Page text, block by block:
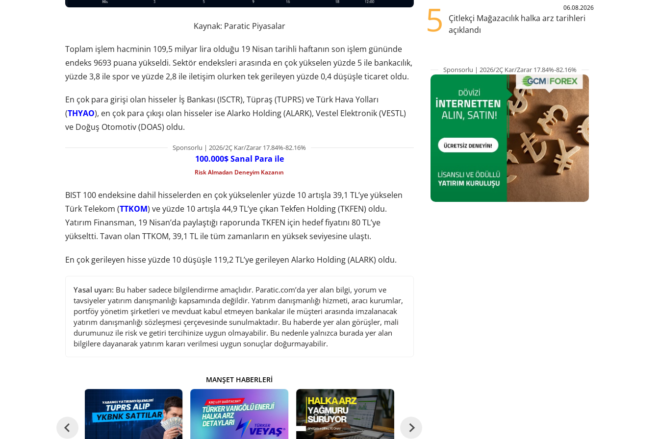
Kaynak: Paratic Piyasalar
Toplam işlem hacminin 109,5 milyar lira olduğu 19 Nisan tarihli haftanın son işlem gününde
endeks 9693 puana yükseldi. Sektör endeksleri arasında en çok yükselen yüzde 5 ile bankacılık,
yüzde 3,8 ile spor ve yüzde 2,8 ile iletişim olurken tek gerileyen yüzde 0,4 düşüşle ticaret oldu.
En çok para girişi olan hisseler İş Bankası (ISCTR), Tüpraş (TUPRS) ve Türk Hava Yolları
(THYAO), en çok para çıkışı olan hisseler ise Alarko Holding (ALARK), Vestel Elektronik (VESTL)
ve Doğuş Otomotiv (DOAS) oldu.
Sponsorlu | 2026/2Ç Kar/Zarar 17.84%-82.16%
100.000$ Sanal Para ile
Risk Almadan Deneyim Kazanın
BIST 100 endeksine dahil hisselerden en çok yükselenler yüzde 10 artışla 39,1 TL’ye yükselen
Türk Telekom (TTKOM) ve yüzde 10 artışla 44,9 TL’ye çıkan Tekfen Holding (TKFEN) oldu.
Yatırım Finansman, 19 Nisan’da paylaştığı raporunda TKFEN için hedef fiyatını 80 TL’ye
yükseltti. Tavan olan TTKOM, 39,1 TL ile tüm zamanların en yüksek seviyesine ulaştı.
En çok gerileyen hisse yüzde 10 düşüşle 119,2 TL’ye gerileyen Alarko Holding (ALARK) oldu.
Yasal uyarı: Bu haber sadece bilgilendirme amaçlıdır. Paratic.com’da yer alan bilgi, yorum ve
tavsiyeler yatırım danışmanlığı kapsamında değildir. Yatırım danışmanlığı hizmeti, aracı kurumlar,
portföy yönetim şirketleri ve mevduat kabul etmeyen bankalar ile müşteri arasında imzalanacak
yatırım danışmanlığı sözleşmesi çerçevesinde sunulmaktadır. Bu haberde yer alan görüşler, mali
durumunuz ile risk ve getiri tercihinize uygun olmayabilir. Bu nedenle yalnızca burada yer alan
bilgilere dayanarak yatırım kararı verilmesi uygun sonuçlar doğurmayabilir.
MANŞET HABERLERI
5 06.08.2026
Çitlekçi Mağazacılık halka arz tarihleri
açıklandı
Sponsorlu | 2026/2Ç Kar/Zarar 17.84%-82.16%